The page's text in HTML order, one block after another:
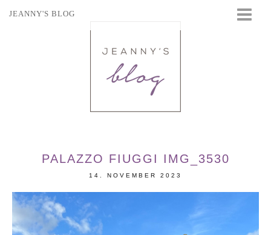
JEANNY'S BLOG
PALAZZO FIUGGI IMG_3530
14. NOVEMBER 2023